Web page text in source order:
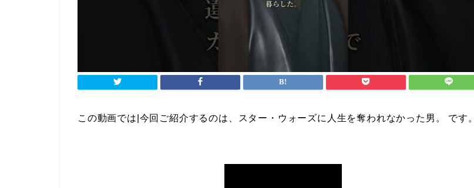
この動画では|今回ご紹介するのは、スター・ウォーズに人生を奪われなかった男。 です。